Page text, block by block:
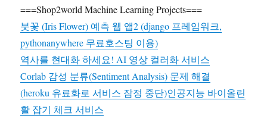
===Shop2world Machine Learning Projects===
붓꽃 (Iris Flower) 예측 웹 앱2 (django 프레임워크,
pythonanywhere 무료호스팅 이용)
역사를 현대화 하세요! AI 영상 컬러화 서비스
Corlab 감성 분류(Sentiment Analysis) 문제 해결
(heroku 유료화로 서비스 잠정 중단)인공지능 바이올린
활 잡기 체크 서비스